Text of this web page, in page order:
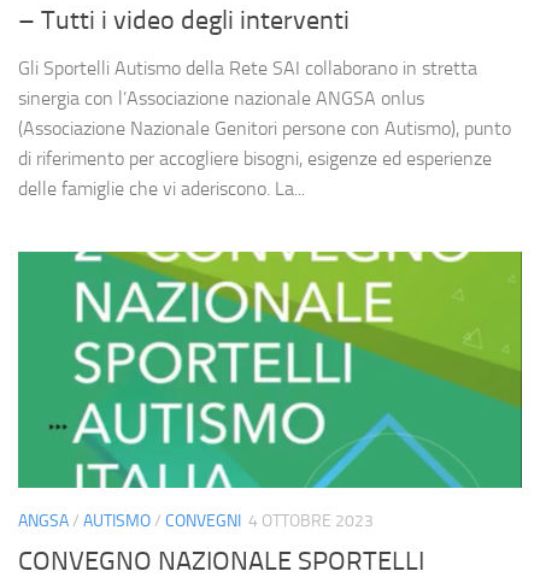
– Tutti i video degli interventi
Gli Sportelli Autismo della Rete SAI collaborano in stretta
sinergia con l’Associazione nazionale ANGSA onlus
(Associazione Nazionale Genitori persone con Autismo), punto
di riferimento per accogliere bisogni, esigenze ed esperienze
delle famiglie che vi aderiscono. La...
ANGSA/ AUTISMO/ CONVEGNI 4 OTTOBRE 2023
CONVEGNO NAZIONALE SPORTELLI